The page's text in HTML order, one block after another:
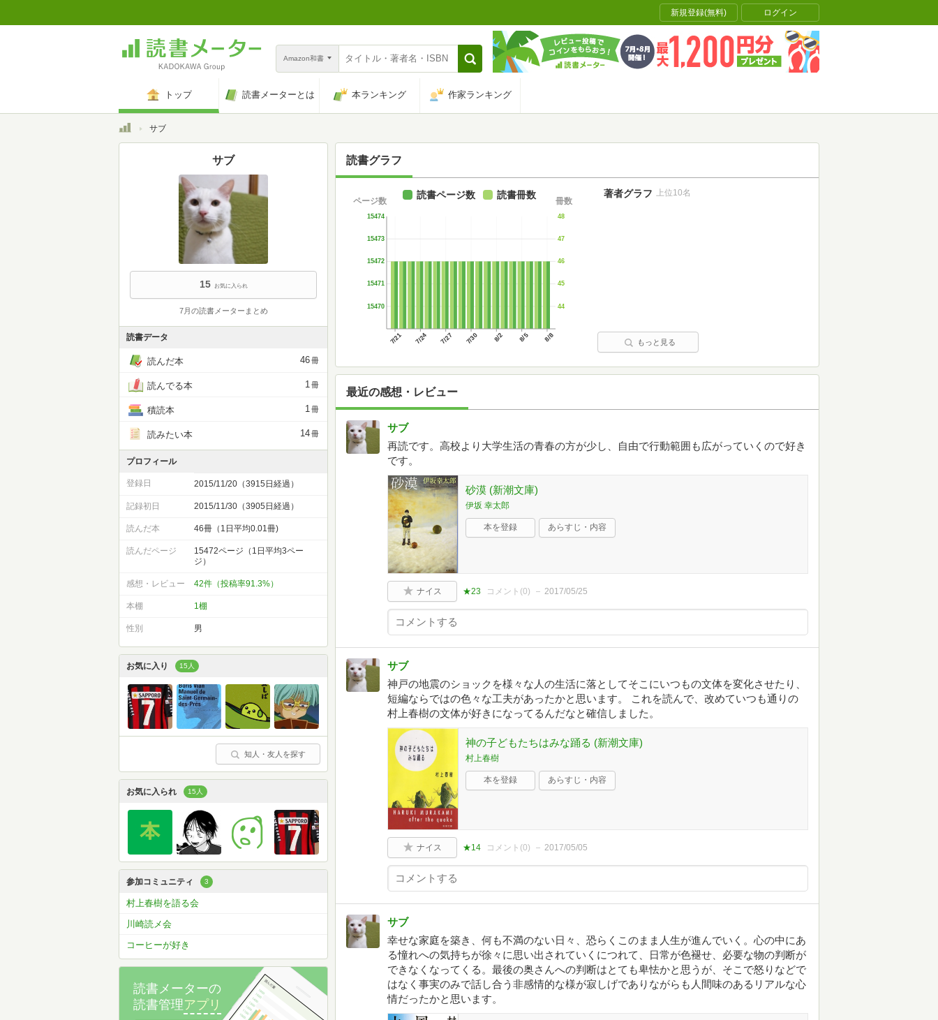
新規登録(無料) ログイン
Amazon和書
トップ 読書メーターとは 本ランキング 作家ランキング
トップサブ
読書グラフ
7/21 7/24 7/27 7/30 8/2 8/5 8/8
15470
15471
15472
15473
15474
ページ数
44
45
46
47
48
冊数
読書ページ数 読書冊数 著者グラフ 上位10名
もっと見る
最近の感想・レビュー
サブ
再読です。高校より大学生活の青春の方が少し、自由で行動範囲も広がっていくので好き
です。
砂漠 (新潮文庫)
伊坂 幸太郎
本を登録 あらすじ・内容
ナイス ★23 コメント(0) 2017/05/25
サブ
神戸の地震のショックを様々な人の生活に落としてそこにいつもの文体を変化させたり、
短編ならではの色々な工夫があったかと思います。 これを読んで、改めていつも通りの
村上春樹の文体が好きになってるんだなと確信しました。
神の子どもたちはみな踊る (新潮文庫)
村上春樹
本を登録 あらすじ・内容
ナイス ★14 コメント(0) 2017/05/05
サブ
幸せな家庭を築き、何も不満のない日々、恐らくこのまま人生が進んでいく。心の中にあ
る憧れへの気持ちが徐々に思い出されていくにつれて、日常が色褪せ、必要な物の判断が
できなくなってくる。最後の奥さんへの判断はとても卑怯かと思うが、そこで怒りなどで
はなく事実のみで話し合う非感情的な様が寂しげでありながらも人間味のあるリアルな心
情だったかと思います。
サブ
15 お気に入られ
7月の読書メーターまとめ
読書データ
読んだ本 46冊
読んでる本 1冊
積読本 1冊
読みたい本 14冊
プロフィール
登録日 2015/11/20（3915日経過）
記録初日 2015/11/30（3905日経過）
読んだ本 46冊（1日平均0.01冊)
読んだページ
15472ページ（1日平均3ペー
ジ）
感想・レビュー 42件（投稿率91.3%）
本棚 1棚
性別 男
お気に入り 15人
知人・友人を探す
お気に入られ 15人
参加コミュニティ 3
村上春樹を語る会
川崎読メ会
コーヒーが好き
読書メーターの
読書管理アプリ